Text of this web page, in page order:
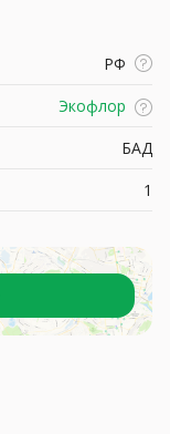
РФ
Экофлор
БАД
1